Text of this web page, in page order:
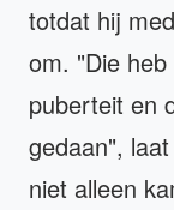
totdat hij
om. "Die
puberteit en
gedaan",
niet alleen